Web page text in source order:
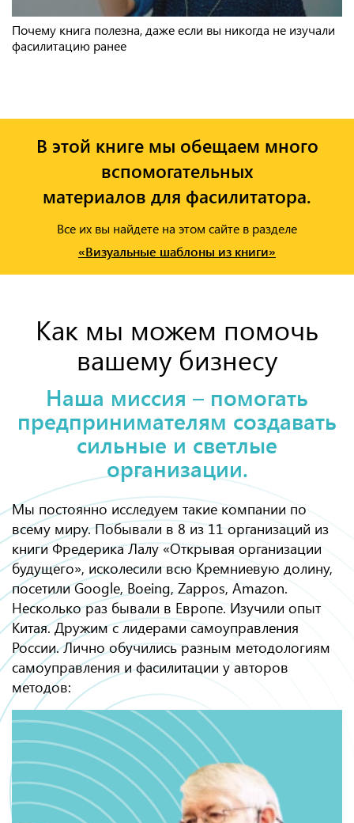
Почему книга полезна, даже если вы никогда не изучали
фасилитацию ранее
В этой книге мы обещаем много
вспомогательных
материалов для фасилитатора.
Все их вы найдете на этом сайте в разделе
«Визуальные шаблоны из книги»
Как мы можем помочь
вашему бизнесу
Наша миссия – помогать
предпринимателям создавать
сильные и светлые
организации.
Мы постоянно исследуем такие компании по
всему миру. Побывали в 8 из 11 организаций из
книги Фредерика Лалу «Открывая организации
будущего», исколесили всю Кремниевую долину,
посетили Google, Boeing, Zappos, Amazon.
Несколько раз бывали в Европе. Изучили опыт
Китая. Дружим с лидерами самоуправления
России. Лично обучились разным методологиям
самоуправления и фасилитации у авторов
методов: